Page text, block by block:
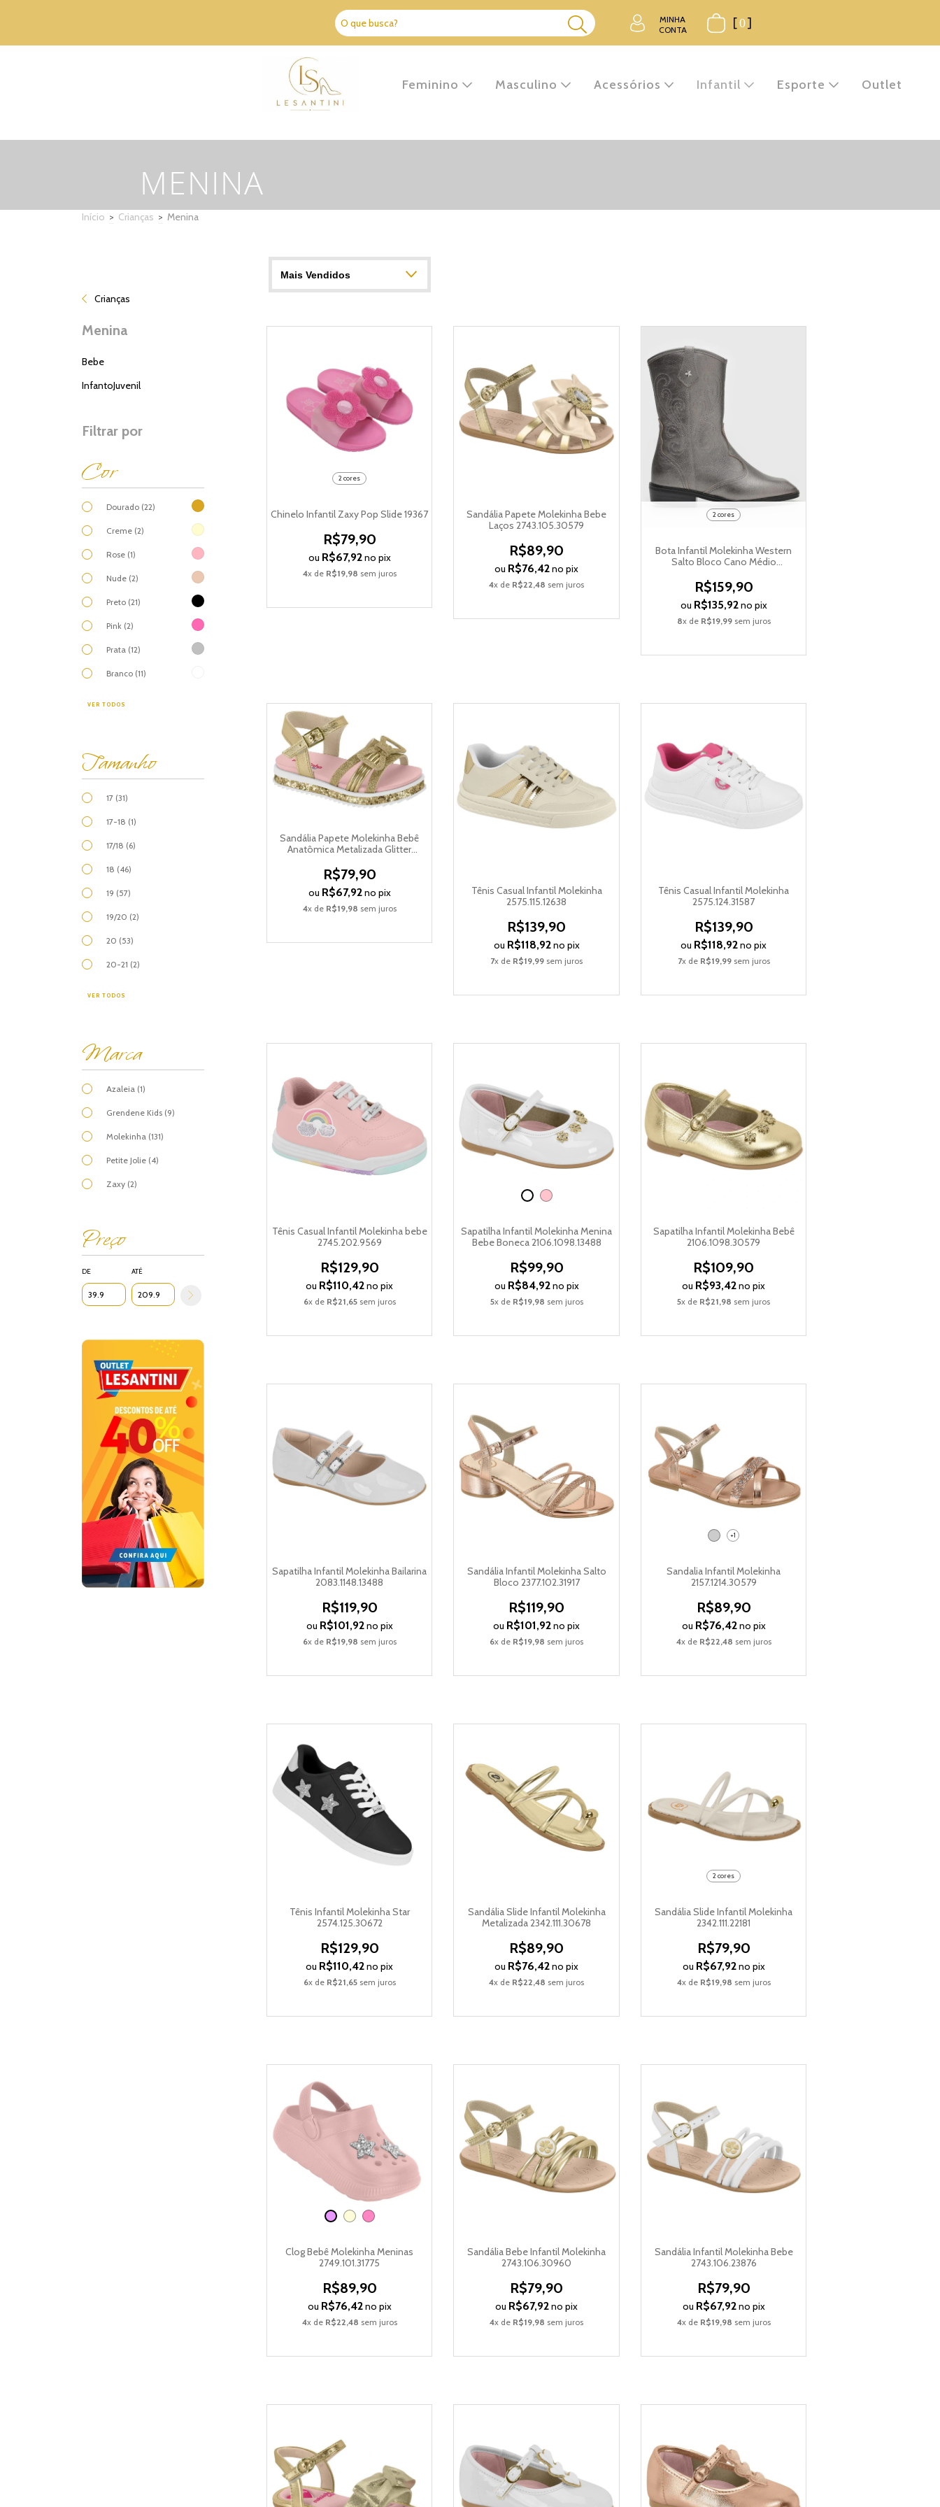
MINHA
CONTA
[0]
Feminino Masculino Acessórios Infantil Esporte Outlet
MENINA
Início > Crianças > Menina
Crianças
Menina
Bebe
InfantoJuvenil
Filtrar por
Cor
Dourado (22)
Creme (2)
Rose (1)
Nude (2)
Preto (21)
Pink (2)
Prata (12)
Branco (11)
VER TODOS
Tamanho
17 (31)
17-18 (1)
17/18 (6)
18 (46)
19 (57)
19/20 (2)
20 (53)
20-21 (2)
VER TODOS
Marca
Azaleia (1)
Grendene Kids (9)
Molekinha (131)
Petite Jolie (4)
Zaxy (2)
Preço
DE ATÉ
2 cores
Chinelo Infantil Zaxy Pop Slide 19367
R$79,90
ou R$67,92no pix
4x de R$19,98 sem juros
Sandália Papete Molekinha Bebe
Laços 2743.105.30579
R$89,90
ou R$76,42no pix
4x de R$22,48 sem juros
2 cores
Bota Infantil Molekinha Western
Salto Bloco Cano Médio
R$159,90
ou R$135,92no pix
8x de R$19,99sem juros
Sandália Papete Molekinha Bebê
Anatômica Metalizada Glitter
R$79,90
ou R$67,92no pix
4x de R$19,98 sem juros
Tênis Casual Infantil Molekinha
2575.115.12638
R$139,90
ou R$118,92no pix
7x de R$19,99 sem juros
Tênis Casual Infantil Molekinha
2575.124.31587
R$139,90
ou R$118,92no pix
7x de R$19,99sem juros
Tênis Casual Infantil Molekinha bebe
2745.202.9569
R$129,90
ou R$110,42no pix
6x de R$21,65sem juros
Sapatilha Infantil Molekinha Menina
Bebe Boneca 2106.1098.13488
R$99,90
ou R$84,92no pix
5x de R$19,98 sem juros
Sapatilha Infantil Molekinha Bebê
2106.1098.30579
R$109,90
ou R$93,42no pix
5x de R$21,98 sem juros
Sapatilha Infantil Molekinha Bailarina
2083.1148.13488
R$119,90
ou R$101,92no pix
6x de R$19,98 sem juros
Sandália Infantil Molekinha Salto
Bloco 2377.102.31917
R$119,90
ou R$101,92no pix
6x de R$19,98 sem juros
+1
Sandalia Infantil Molekinha
2157.1214.30579
R$89,90
ou R$76,42no pix
4x de R$22,48 sem juros
Tênis Infantil Molekinha Star
2574.125.30672
R$129,90
ou R$110,42no pix
6x de R$21,65sem juros
Sandália Slide Infantil Molekinha
Metalizada 2342.111.30678
R$89,90
ou R$76,42no pix
4x de R$22,48 sem juros
2 cores
Sandália Slide Infantil Molekinha
2342.111.22181
R$79,90
ou R$67,92no pix
4x de R$19,98 sem juros
Clog Bebê Molekinha Meninas
2749.101.31775
R$89,90
ou R$76,42no pix
4x de R$22,48 sem juros
Sandália Bebe Infantil Molekinha
2743.106.30960
R$79,90
ou R$67,92no pix
4x de R$19,98 sem juros
Sandália Infantil Molekinha Bebe
2743.106.23876
R$79,90
ou R$67,92no pix
4x de R$19,98 sem juros